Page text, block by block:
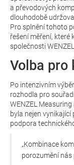
a převodových
dlouhodobě
Pro splnění tohoto
řešení měření, které
společnosti WENZEL.
Volba pro
Po intenzivním
rozhodla pro
WENZEL
byla nejen
podpora
„Kombinace
porozumění nás